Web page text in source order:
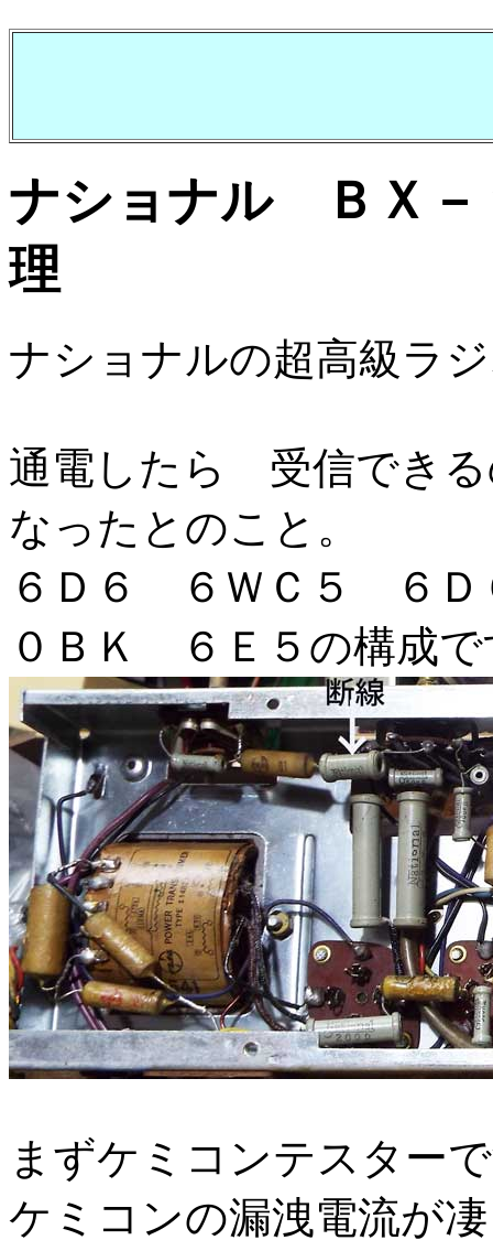
ナショナル ＢＸ－
理
ナショナルの超高級ラ
通電したら 受信できる
なったとのこと。
６Ｄ６ ６ＷＣ５ ６
０ＢＫ ６Ｅ５の構成で
まずケミコンテスター
ケミコンの漏洩電流が